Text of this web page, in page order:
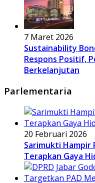
7 Maret 2026
Sustainability
Respons Positif,
Berkelanjutan
Parlementaria
20 Februari 2026
Sarimukti Hampir
Terapkan Gaya